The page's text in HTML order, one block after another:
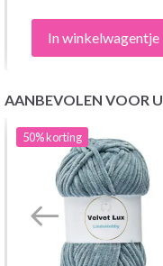
In winkelwagentje
AANBEVOLEN VOOR U
50%korting